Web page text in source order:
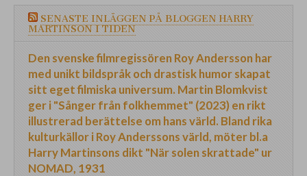
SENASTE INLÄGGEN PÅ BLOGGEN HARRY
MARTINSON I TIDEN
Den svenske filmregissören Roy Andersson har
med unikt bildspråk och drastisk humor skapat
sitt eget filmiska universum. Martin Blomkvist
ger i "Sånger från folkhemmet" (2023) en rikt
illustrerad berättelse om hans värld. Bland rika
kulturkällor i Roy Anderssons värld, möter bl.a
Harry Martinsons dikt "När solen skrattade" ur
NOMAD, 1931